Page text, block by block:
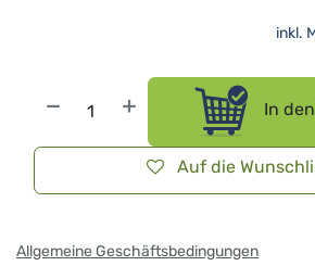
In
Auf die
inkl.
Allgemeine Geschäftsbedingungen